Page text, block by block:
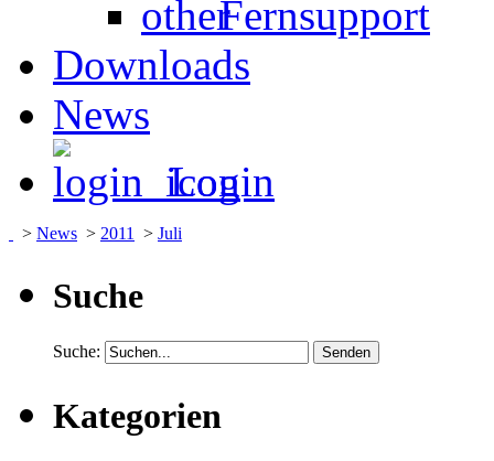
Fernsupport
Downloads
News
Login
> News > 2011 > Juli
Suche
Suche:
Kategorien